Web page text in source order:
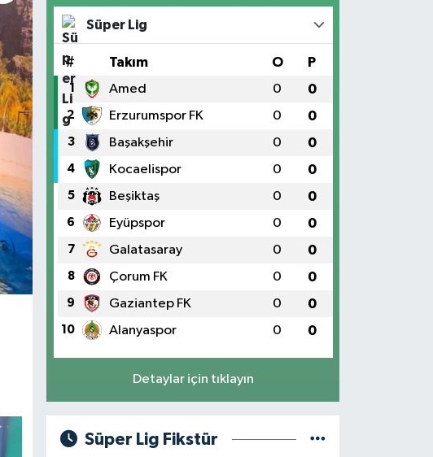
Süper Lig
# Takım O P
1 Amed 0 0
2 Erzurumspor FK 0 0
3 Başakşehir 0 0
4 Kocaelispor 0 0
5 Beşiktaş 0 0
6 Eyüpspor 0 0
7 Galatasaray 0 0
8 Çorum FK 0 0
9 Gaziantep FK 0 0
10 Alanyaspor 0 0
Detaylar için tıklayın
Süper Lig Fikstür